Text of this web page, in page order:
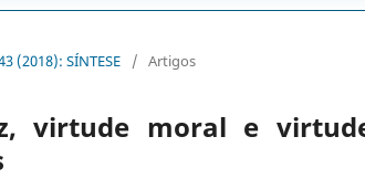
(2018): SÍNTESE / Artigos
virtude moral e